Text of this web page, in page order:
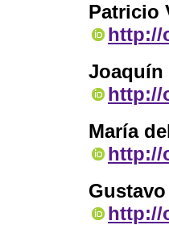
Patricio
http://
Joaquín
http://
María
http://
http://